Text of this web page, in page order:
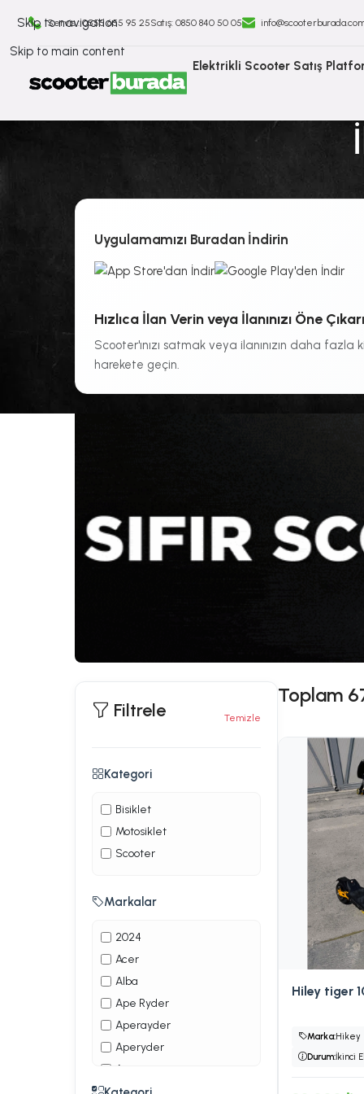
Skip to navigation
Skip to main content
Servis : 0555 655 95 25Satış: ⁠0850 840 50 05
Elektrikli Scooter Satış
Uygulamamızı Buradan İndirin
Hızlıca İlan Verin veya İlanınızı Öne
Scooter'ınızı satmak veya ilanınızın daha
harekete geçin.
Filtrele Temizle
Kategori
Bisiklet
Motosiklet
Scooter
Markalar
2024
Acer
Alba
Ape Ryder
Aperayder
Aperyder
Arora
Belderia
Toplam
Hiley tiger
Marka:Hikey
Durum:İkinci El